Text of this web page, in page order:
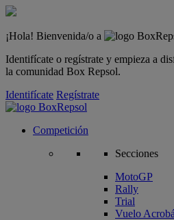
¡Hola! Bienvenida/o a
Identifícate o regístrate y empieza a
la comunidad Box Repsol.
Identifícate Regístrate
Competición
Secciones
MotoGP
Rally
Trial
Vuelo